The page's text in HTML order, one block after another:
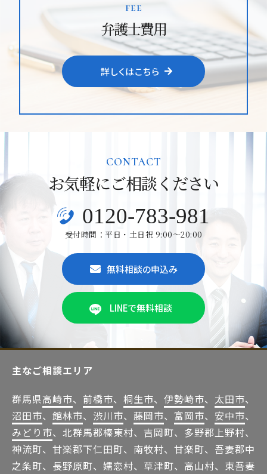
fee
弁護士費用
詳しくはこちら
CONTACT
お気軽にご相談ください
0120-783-981
受付時間：平日・土日祝 9:00～20:00
無料相談の申込み
LINEで無料相談
主なご相談エリア
群馬県高崎市、 前橋市、 桐生市、 伊勢崎市、 太田市、
沼田市、 館林市、 渋川市、 藤岡市、 富岡市、 安中市、
みどり市、北群馬郡榛東村、吉岡町、多野郡上野村、
神流町、甘楽郡下仁田町、南牧村、甘楽町、吾妻郡中
之条町、長野原町、嬬恋村、草津町、高山村、東吾妻